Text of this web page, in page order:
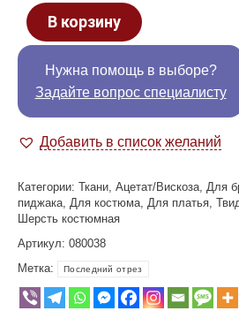
В корзину
Нужна помощь в выборе?
Задайте вопрос специалисту
Добавить в список желаний
Категории: Ткани Ацетат/Вискоза Для
пиджака Для костюма Для платья
Шерсть костюмная
Артикул: 080038
Метка:
Последний отрез